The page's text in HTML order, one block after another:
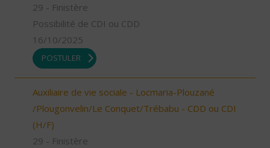
29 - Finistère
Possibilité de CDI ou CDD
16/10/2025
POSTULER
Auxiliaire de vie sociale - Locmaria-Plouzané
/Plougonvelin/Le Conquet/Trébabu - CDD ou CDI
(H/F)
29 - Finistère